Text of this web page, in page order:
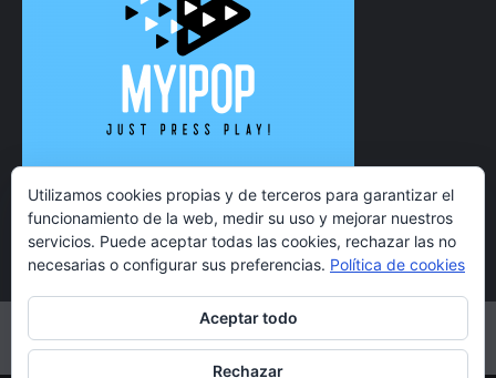
TwitterInstagramFacebookYouTube
Utilizamos cookies propias y de terceros para garantizar el
funcionamiento de la web, medir su uso y mejorar nuestros
servicios. Puede aceptar todas las cookies, rechazar las no
necesarias o configurar sus preferencias. Política de cookies
Aceptar todo
Rechazar